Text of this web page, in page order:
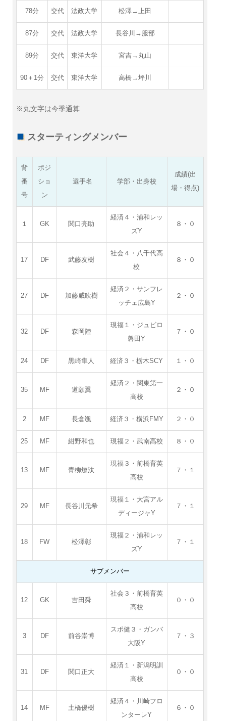
78分 交代 法政大学 松澤→上田
87分 交代 法政大学 長谷川→服部
89分 交代 東洋大学 宮吉→丸山
90＋1分 交代 東洋大学 高橋→坪川
※丸文字は今季通算
スターティングメンバー
背
番
号
ポジ
ショ
ン
選手名 学部・出身校
成績(出
場・得点)
１ GK 関口亮助
経済４・浦和レッ
ズY
８・０
17 DF 武藤友樹
社会４・八千代高
校
８・０
27 DF 加藤威吹樹
経済２・サンフレ
ッチェ広島Y
２・０
32 DF 森岡陸
現福１・ジュビロ
磐田Y
７・０
24 DF 黒崎隼人 経済３・栃木SCY １・０
35 MF 道願翼
経済２・関東第一
高校
２・０
2 MF 長倉颯 経済３・横浜FMY ２・０
25 MF 紺野和也 現福２・武南高校 ８・０
13 MF 青柳燎汰
現福３・前橋育英
高校
７・１
29 MF 長谷川元希
現福１・大宮アル
ディージャY
７・１
18 FW 松澤彰
現福２・浦和レッ
ズY
７・１
サブメンバー
12 GK 吉田舜
社会３・前橋育英
高校
０・０
3 DF 前谷崇博
スポ健３・ガンバ
大阪Y
７・３
31 DF 関口正大
経済１・新潟明訓
高校
０・０
14 MF 土橋優樹
経済４・川崎フロ
ンターレY
６・０